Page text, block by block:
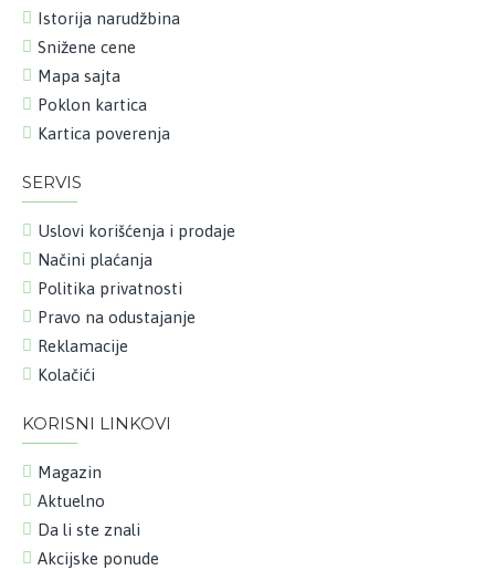
Istorija narudžbina
Snižene cene
Mapa sajta
Poklon kartica
Kartica poverenja
SERVIS
Uslovi korišćenja i prodaje
Načini plaćanja
Politika privatnosti
Pravo na odustajanje
Reklamacije
Kolačići
KORISNI LINKOVI
Magazin
Aktuelno
Da li ste znali
Akcijske ponude